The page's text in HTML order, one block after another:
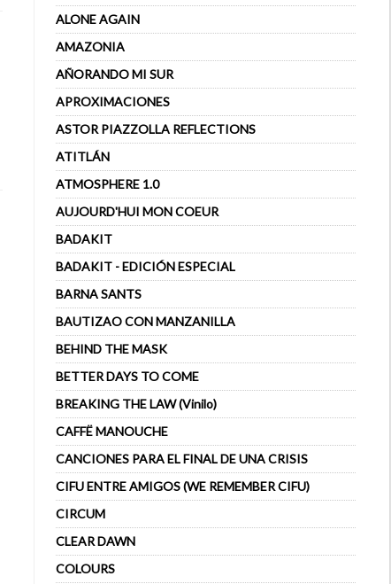
ALONE AGAIN
AMAZONIA
AÑORANDO MI SUR
APROXIMACIONES
ASTOR PIAZZOLLA REFLECTIONS
ATITLÁN
ATMOSPHERE 1.0
AUJOURD'HUI MON COEUR
BADAKIT
BADAKIT - EDICIÓN ESPECIAL
BARNA SANTS
BAUTIZAO CON MANZANILLA
BEHIND THE MASK
BETTER DAYS TO COME
BREAKING THE LAW (Vinilo)
CAFFË MANOUCHE
CANCIONES PARA EL FINAL DE UNA CRISIS
CIFU ENTRE AMIGOS (WE REMEMBER CIFU)
CIRCUM
CLEAR DAWN
COLOURS